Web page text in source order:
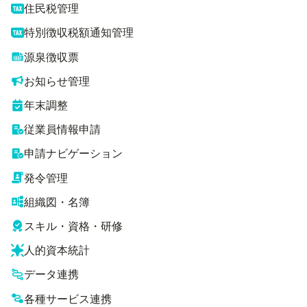
住民税管理
特別徴収税額通知管理
源泉徴収票
お知らせ管理
年末調整
従業員情報申請
申請ナビゲーション
発令管理
組織図・名簿
スキル・資格・研修
人的資本統計
データ連携
各種サービス連携